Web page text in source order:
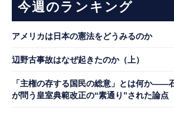
今週のランキング
アメリカは日本の憲法をどうみるのか
辺野古事故はなぜ起きたのか（上）
「主権の存する国民の総意」とは何か――
が問う皇室典範改正の“素通り”された論点